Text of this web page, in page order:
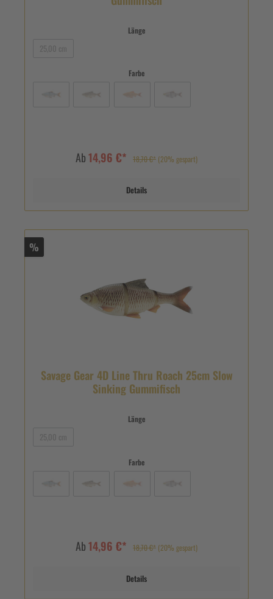
Länge
Farbe
Ab14,96 €* 18,70 €* (20% gespart)
Details
%
Savage Gear 4D Line Thru Roach 25cm Slow
Sinking Gummifisch
Länge
Farbe
Ab14,96 €* 18,70 €* (20% gespart)
Details